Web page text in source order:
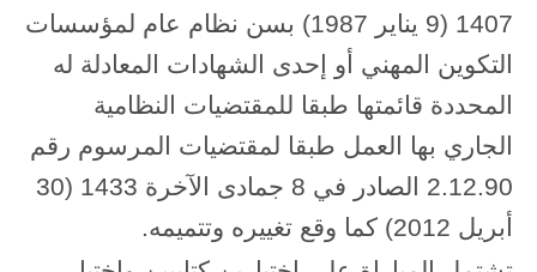
1407 (9 يناير 1987) بسن نظام عام لمؤسسات
التكوين المهني أو إحدى الشهادات المعادلة له
المحددة قائمتها طبقا للمقتضيات النظامية
الجاري بها العمل طبقا لمقتضيات المرسوم رقم
2.12.90 الصادر في 8 جمادى الآخرة 1433 (30
أبريل 2012) كما وقع تغييره وتتميمه.